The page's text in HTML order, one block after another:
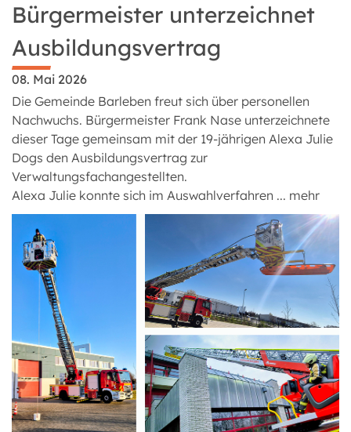
Bürgermeister unterzeichnet
Ausbildungsvertrag
08. Mai 2026
Die Gemeinde Barleben freut sich über personellen
Nachwuchs. Bürgermeister Frank Nase unterzeichnete
dieser Tage gemeinsam mit der 19-jährigen Alexa Julie
Dogs den Ausbildungsvertrag zur
Verwaltungsfachangestellten.
Alexa Julie konnte sich im Auswahlverfahren ... mehr